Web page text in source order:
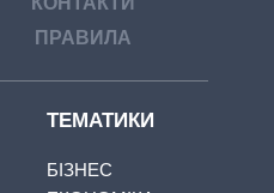
ПРАВИЛА
ТЕМАТИКИ
БІЗНЕС